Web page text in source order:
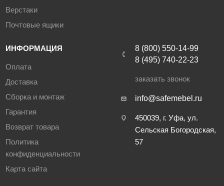
Верстаки
Почтовые ящики
ИНФОРМАЦИЯ
Оплата
Доставка
Сборка и монтаж
Гарантия
Возврат товара
Политика
конфиденциальности
Карта сайта
8 (800) 550-14-99
8 (495) 740-22-23
заказать звонок
info@safemebel.ru
450039, г. Уфа, ул.
Сельская Богородская,
57